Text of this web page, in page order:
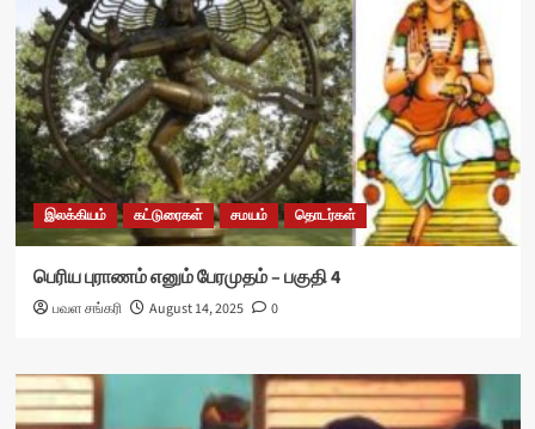
இலக்கியம் கட்டுரைகள் சமயம் தொடர்கள்
பெரிய புராணம் எனும் பேரமுதம் – பகுதி 4
பவள சங்கரி August 14, 2025 0